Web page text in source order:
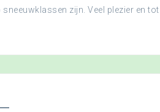
zijn. Veel plezier en tot